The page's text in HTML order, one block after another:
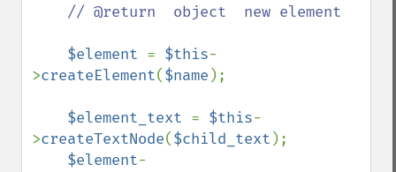
$element = $this-
>createElement($name );
$element_text = $this-
>createTextNode($child_text );
$element-